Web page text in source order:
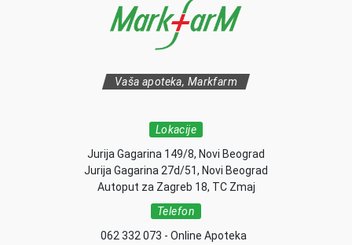
Vaša apoteka, Markfarm
Lokacije
Jurija Gagarina 149/8, Novi Beograd
Jurija Gagarina 27d/51, Novi Beograd
Autoput za Zagreb 18, TC Zmaj
Telefon
062 332 073 - Online Apoteka